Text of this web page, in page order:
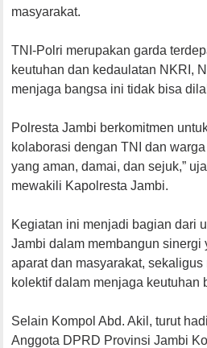
masyarakat.
TNI-Polri merupakan garda
keutuhan dan kedaulatan NKRI,
menjaga bangsa ini tidak bisa
Polresta Jambi berkomitmen
kolaborasi dengan TNI dan
yang aman, damai, dan sejuk,”
mewakili Kapolresta Jambi.
Kegiatan ini menjadi bagian dari
Jambi dalam membangun sinergi
aparat dan masyarakat,
kolektif dalam menjaga keutuhan
Selain Kompol Abd. Akil, turut
Anggota DPRD Provinsi Jambi